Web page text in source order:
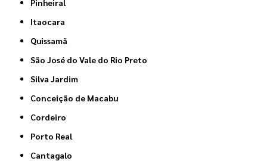
Pinheiral
Itaocara
Quissamã
São José do Vale do Rio Preto
Silva Jardim
Conceição de Macabu
Cordeiro
Porto Real
Cantagalo